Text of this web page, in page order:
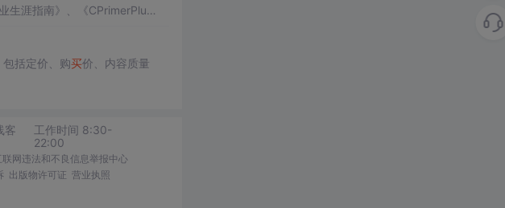
生涯指南》、《CPrimerPlu
括定价、购买价、内容质量
客
工作时间 8:30-
22:00
联网违法和不良信息举报中心
出版物许可证 营业执照